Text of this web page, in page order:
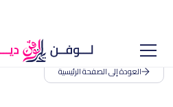
العودة إلى الصفحة الرئيسية